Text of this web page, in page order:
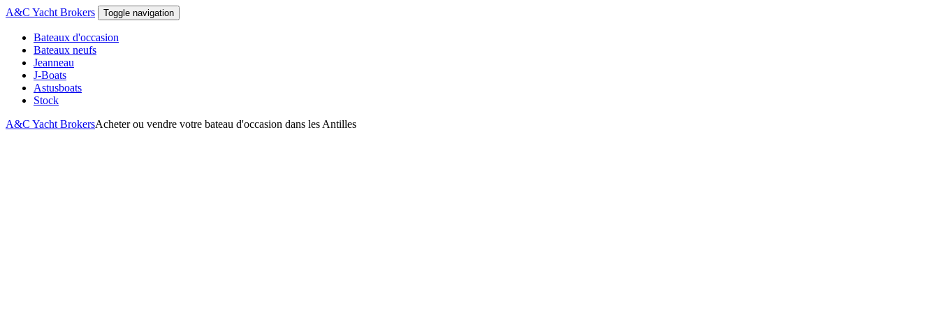
Aller au contenu principal
A&C Yacht Brokers Toggle navigation
Bateaux d'occasion
Bateaux neufs
Jeanneau
J-Boats
Astusboats
Stock
A&C Yacht BrokersAcheter ou vendre votre bateau d'occasion dans les Antilles